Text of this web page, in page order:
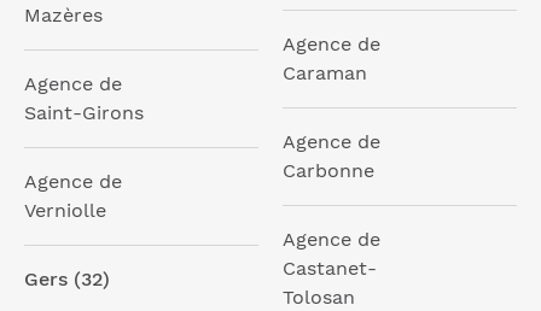
Mazères
Agence de
Saint-Girons
Agence de
Verniolle
Gers (32)
Agence de
Caraman
Agence de
Carbonne
Agence de
Castanet-
Tolosan